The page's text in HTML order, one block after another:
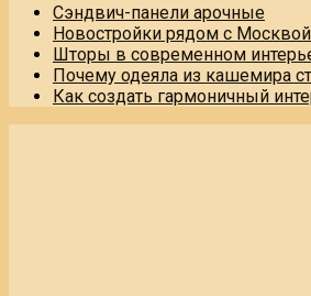
Сэндвич-панели арочные
Новостройки рядом с
Шторы в современном
Почему одеяла из кашемира
Как создать гармоничный